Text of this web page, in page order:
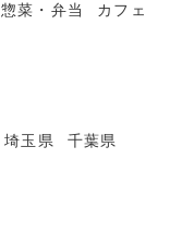
惣菜・弁当
カフェ
埼玉県 千葉県